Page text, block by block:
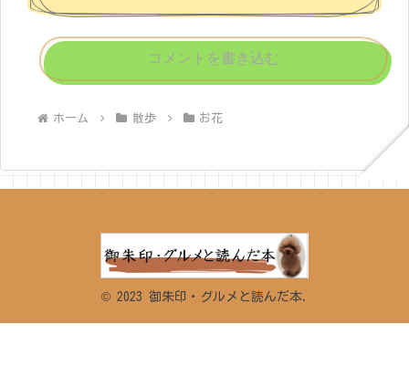
コメントを書き込む
ホーム 散歩 お花
© 2023 御朱印・グルメと読んだ本.